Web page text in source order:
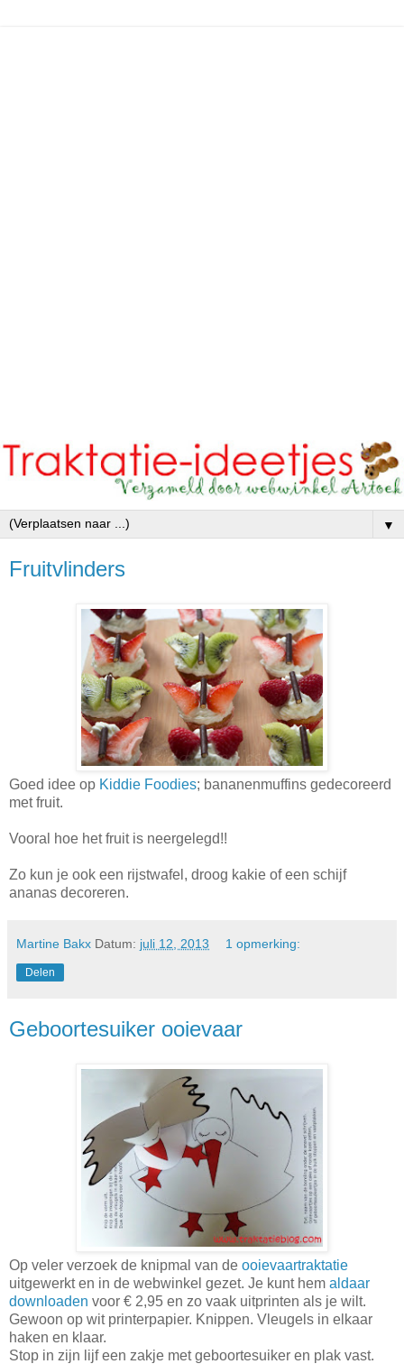
▼
Fruitvlinders
Goed idee op Kiddie Foodies; bananenmuffins gedecoreerd
met fruit.
Vooral hoe het fruit is neergelegd!!
Zo kun je ook een rijstwafel, droog kakie of een schijf
ananas decoreren.
Martine Bakx Datum: juli 12, 2013 1 opmerking:
Delen
Geboortesuiker ooievaar
Op veler verzoek de knipmal van de ooievaartraktatie
uitgewerkt en in de webwinkel gezet. Je kunt hem aldaar
downloaden voor € 2,95 en zo vaak uitprinten als je wilt.
Gewoon op wit printerpapier. Knippen. Vleugels in elkaar
haken en klaar.
Stop in zijn lijf een zakje met geboortesuiker en plak vast.